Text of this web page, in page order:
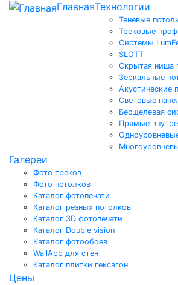
ГлавнаяТехнологии
Теневые
Трековые
Системы
SLOTT
Скрытая ниша
Зеркальные
Акустические
Световые
Бесщелевая
Прямые
Галереи
Фото треков
Фото потолков
Каталог фотопечати
Каталог резных потолков
Каталог 3D фотопечати
Каталог Double vision
Каталог фотообоев
WallApp для стен
Каталог плитки гексагон
Цены